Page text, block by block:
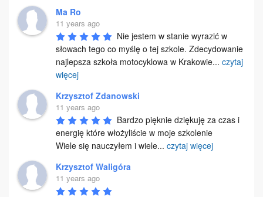
Ma Ro
11 years ago
Nie jestem w stanie wyrazić w
słowach tego co myślę o tej szkole. Zdecydowanie
najlepsza szkoła motocyklowa w Krakowie... czytaj
więcej
Krzysztof Zdanowski
11 years ago
Bardzo pięknie dziękuję za czas i
energię które włożyliście w moje szkolenie
Wiele się nauczyłem i wiele... czytaj więcej
Krzysztof Waligóra
11 years ago